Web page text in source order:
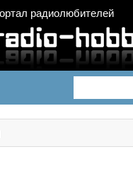
радиолюбителей